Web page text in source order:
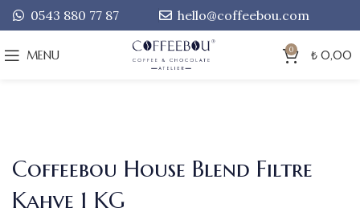
0543 880 77 87 hello@coffeebou.com
MENU 0 ₺ 0,00
Coffeebou House Blend Filtre
Kahve 1 KG